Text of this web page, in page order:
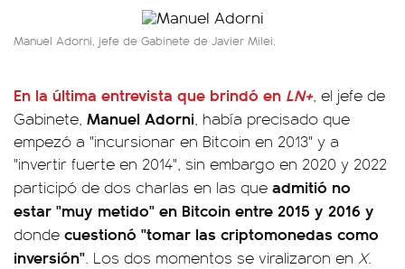
Manuel Adorni, jefe de Gabinete de Javier Milei.
En la última entrevista que brindó en LN+, el jefe de
Gabinete, Manuel Adorni, había precisado que
empezó a "incursionar en Bitcoin en 2013" y a
"invertir fuerte en 2014", sin embargo en 2020 y 2022
participó de dos charlas en las que admitió no
estar "muy metido" en Bitcoin entre 2015 y 2016 y
donde cuestionó "tomar las criptomonedas como
inversión". Los dos momentos se viralizaron en X.